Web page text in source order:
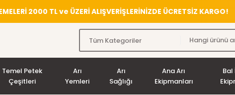
2000 TL ve ÜZERİ ALIŞVERİŞLERİNİZDE ÜCRETSİZ KARGO!
Temel Petek
Çeşitleri
Arı
Yemleri
Arı
Sağlığı
Ana Arı
Ekipmanları
Bal